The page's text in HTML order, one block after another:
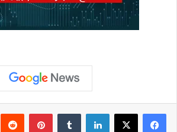
لينكدإن بينتيريست